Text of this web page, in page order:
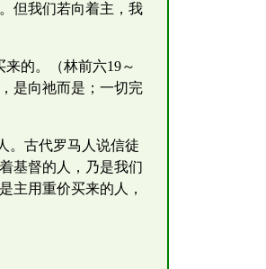
但我们若向着主，我
的。（林前六19～
是向祂而是；一切完
。古代罗马人说信徒
基督的人，乃是我们
主用重价买来的人，